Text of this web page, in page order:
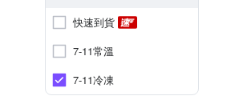
快速到貨
7-11常溫
7-11冷凍